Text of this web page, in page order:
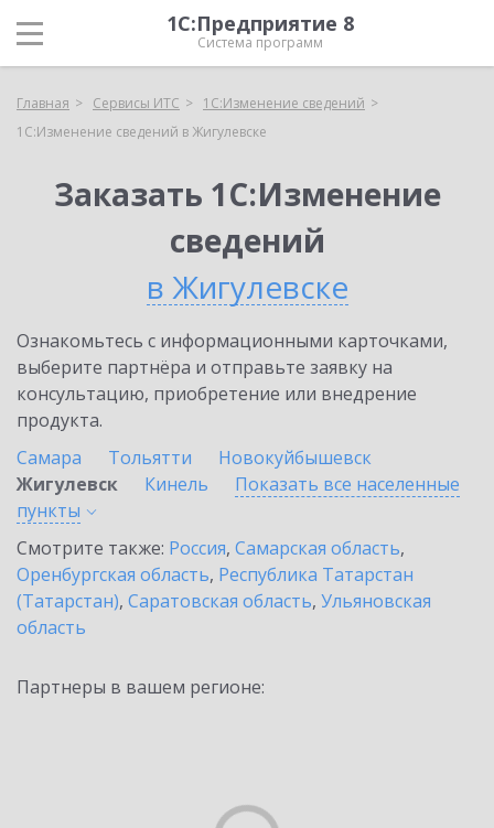
1С:Предприятие 8
Система программ
Главная Сервисы ИТС
1С:Изменение сведений
1С:Изменение сведений в Жигулевске
Заказать 1С:Изменение
сведений
в Жигулевске
Ознакомьтесь с информационными карточками,
выберите партнёра и отправьте заявку на
консультацию, приобретение или внедрение
продукта.
Самара
Тольятти
Новокуйбышевск
Жигулевск
Кинель
Показать все населенные
пункты
Смотрите также: Россия, Самарская область,
Оренбургская область, Республика Татарстан
(Татарстан), Саратовская область, Ульяновская
область
Партнеры в вашем регионе: